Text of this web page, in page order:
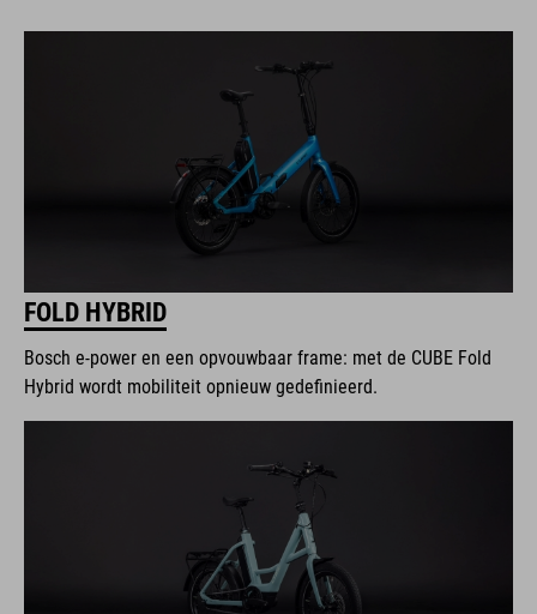
FOLD HYBRID
Bosch e-power en een opvouwbaar frame: met de CUBE Fold
Hybrid wordt mobiliteit opnieuw gedefinieerd.